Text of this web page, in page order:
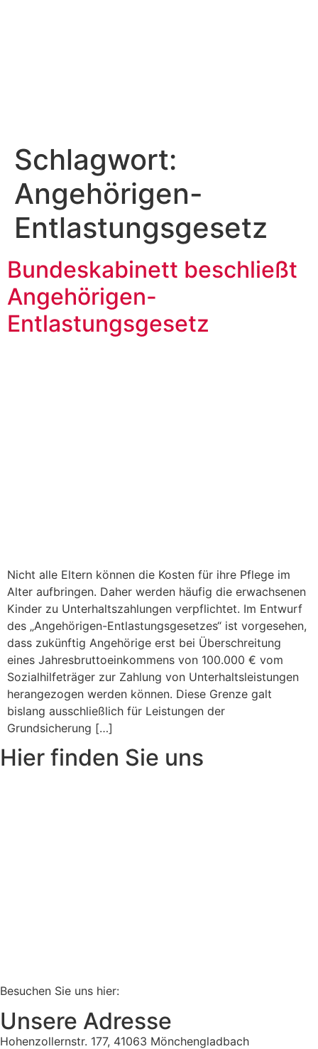
Schlagwort:
Angehörigen-
Entlastungsgesetz
Bundeskabinett beschließt
Angehörigen-
Entlastungsgesetz
Nicht alle Eltern können die Kosten für ihre Pflege im
Alter aufbringen. Daher werden häufig die erwachsenen
Kinder zu Unterhaltszahlungen verpflichtet. Im Entwurf
des „Angehörigen-Entlastungsgesetzes“ ist vorgesehen,
dass zukünftig Angehörige erst bei Überschreitung
eines Jahresbruttoeinkommens von 100.000 € vom
Sozialhilfeträger zur Zahlung von Unterhaltsleistungen
herangezogen werden können. Diese Grenze galt
bislang ausschließlich für Leistungen der
Grundsicherung […]
Hier finden Sie uns
Besuchen Sie uns hier:
Unsere Adresse
Hohenzollernstr. 177, 41063 Mönchengladbach